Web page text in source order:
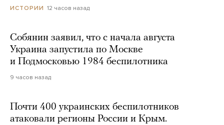
ИСТОРИИ 12 часов назад
Собянин заявил, что с начала августа
Украина запустила по Москве
и Подмосковью 1984 беспилотника
9 часов назад
Почти 400 украинских беспилотников
атаковали регионы России и Крым.